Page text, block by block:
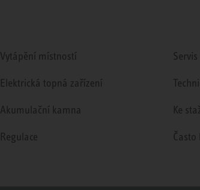
Vytápění místností
Elektrická topná zařízení
Akumulační kamna
Regulace
Ke
Často